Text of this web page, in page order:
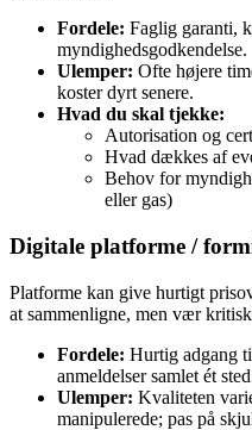
Fordele: Faglig garanti,
myndighedsgodkendelse.
Ulemper: Ofte højere
koster dyrt senere.
Hvad du skal tjekke:
Autorisation og
Hvad dækkes af
Behov for
eller gas)
Digitale platforme /
Platforme kan give hurtigt
at sammenligne, men vær
Fordele: Hurtig adgang
anmeldelser samlet ét
Ulemper: Kvaliteten
manipulerede; pas på